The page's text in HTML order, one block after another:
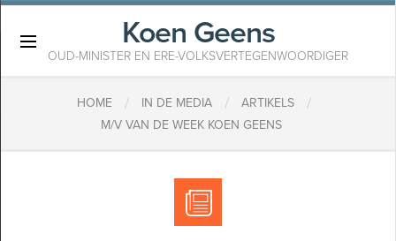
Koen Geens
OUD-MINISTER EN ERE-VOLKSVERTEGENWOORDIGER
HOME / IN DE MEDIA / ARTIKELS /
M/V VAN DE WEEK KOEN GEENS